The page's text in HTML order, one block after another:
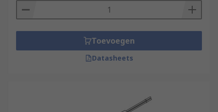
Toevoegen
Datasheets